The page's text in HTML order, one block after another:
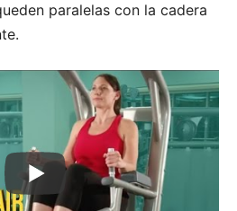
paralelas con la cadera